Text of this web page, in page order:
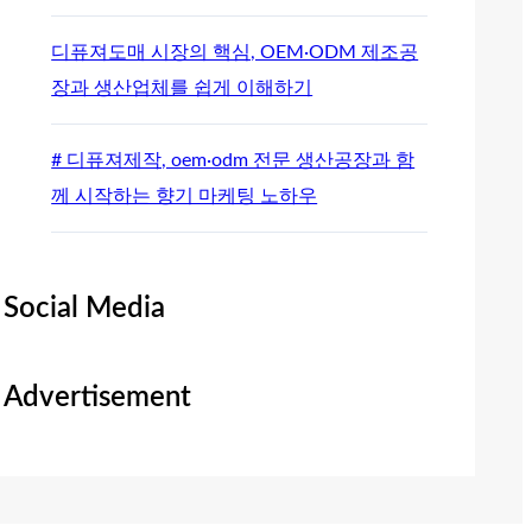
디퓨져도매 시장의 핵심, OEM·ODM 제조공
장과 생산업체를 쉽게 이해하기
# 디퓨져제작, oem·odm 전문 생산공장과 함
께 시작하는 향기 마케팅 노하우
Social Media
Advertisement